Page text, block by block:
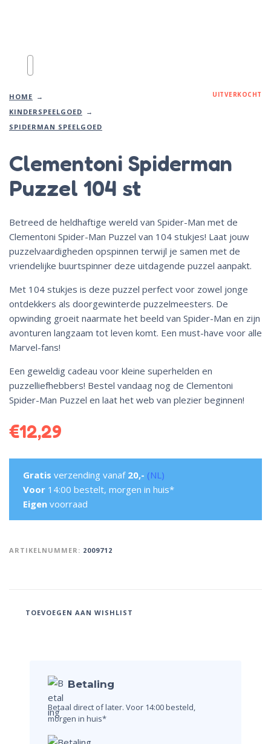
HOME
KINDERSPEELGOED
SPIDERMAN SPEELGOED
UITVERKOCHT
Clementoni Spiderman
Puzzel 104 st
Betreed de heldhaftige wereld van Spider-Man met de
Clementoni Spider-Man Puzzel van 104 stukjes! Laat jouw
puzzelvaardigheden opspinnen terwijl je samen met de
vriendelijke buurtspinner deze uitdagende puzzel aanpakt.
Met 104 stukjes is deze puzzel perfect voor zowel jonge
ontdekkers als doorgewinterde puzzelmeesters. De
opwinding groeit naarmate het beeld van Spider-Man en zijn
avonturen langzaam tot leven komt. Een must-have voor alle
Marvel-fans!
Een geweldig cadeau voor kleine superhelden en
puzzelliefhebbers! Bestel vandaag nog de Clementoni
Spider-Man Puzzel en laat het web van plezier beginnen!
€12,29
Gratis verzending vanaf 20,- (NL)
Voor 14:00 bestelt, morgen in huis*
Eigen voorraad
ARTIKELNUMMER: 2009712
TOEVOEGEN AAN WISHLIST
Betaling
Betaal direct of later. Voor 14:00 besteld,
morgen in huis*